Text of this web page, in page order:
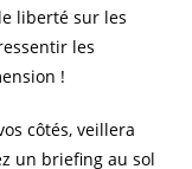
liberté sur les
les
!
côtés, veillera
un briefing au sol